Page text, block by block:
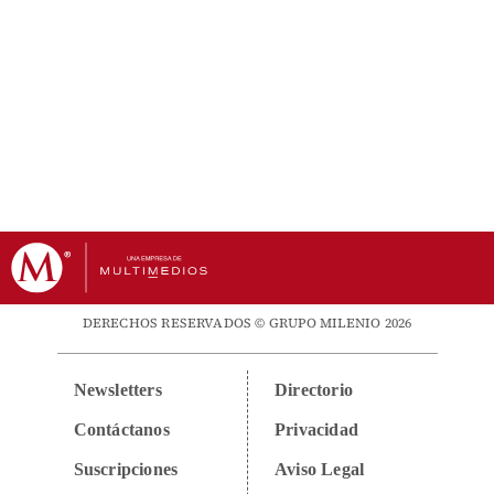
DERECHOS RESERVADOS © GRUPO MILENIO 2026
Newsletters
Contáctanos
Suscripciones
Directorio
Privacidad
Aviso Legal